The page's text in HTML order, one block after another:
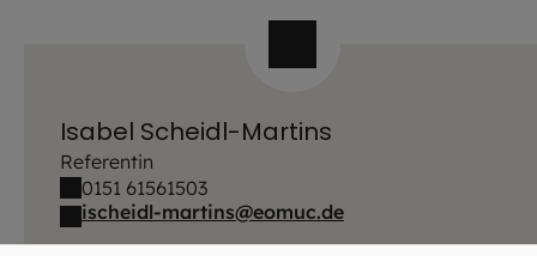
Isabel Scheidl-Martins
Referentin
0151 61561503
ischeidl-martins@eomuc.de